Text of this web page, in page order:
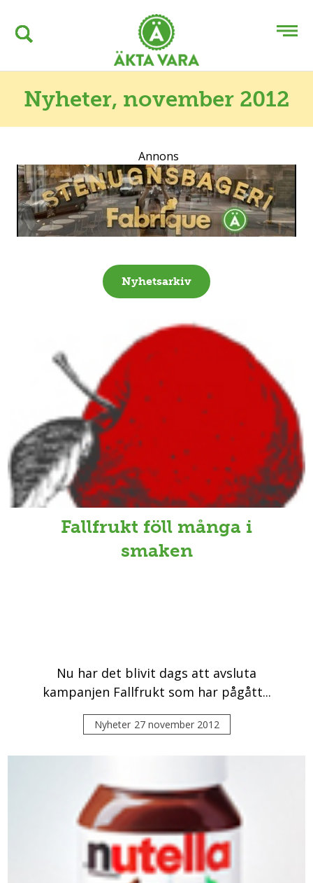
Nyheter, november 2012
Annons
Nyhetsarkiv
Fallfrukt föll många i
smaken
Nu har det blivit dags att avsluta
kampanjen Fallfrukt som har pågått...
Nyheter 27 november 2012